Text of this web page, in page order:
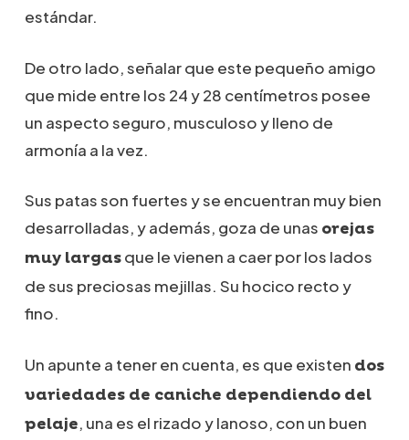
estándar.
De otro lado, señalar que este pequeño amigo
que mide entre los 24 y 28 centímetros posee
un aspecto seguro, musculoso y lleno de
armonía a la vez.
Sus patas son fuertes y se encuentran muy bien
desarrolladas, y además, goza de unas orejas
muy largasque le vienen a caer por los lados
de sus preciosas mejillas. Su hocico recto y
fino.
Un apunte a tener en cuenta, es que existen dos
variedades de caniche dependiendo del
pelaje, una es el rizado y lanoso, con un buen